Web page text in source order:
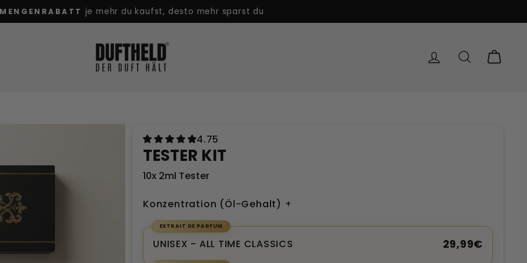
Pause
SICHERE BEZAHLUNG MIT Klarna, Paypal uvm.
EINLOGGEN
SUCHE
4.75
TESTER KIT
10x 2ml Tester
Konzentration (Öl-Gehalt) +
DISCOVERY
SAMPLE
KIT
EXTRAIT DE PARFUM
UNISEX - ALL TIME CLASSICS 29,99€